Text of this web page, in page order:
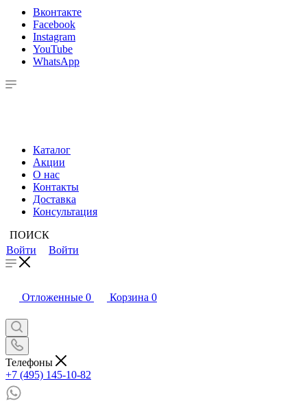
Вконтакте
Facebook
Instagram
YouTube
WhatsApp
Каталог
Акции
О нас
Контакты
Доставка
Консультация
ПОИСК
Войти
Войти
Отложенные 0 Корзина 0
Телефоны
+7 (495) 145-10-82